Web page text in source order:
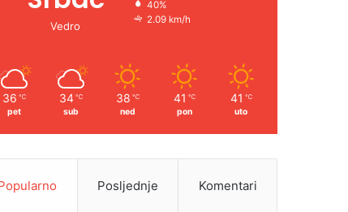
Vedro
40%
2.09 km/h
36 ℃
pet
34 ℃
sub
38 ℃
ned
41 ℃
pon
41 ℃
uto
Posljednje Komentari